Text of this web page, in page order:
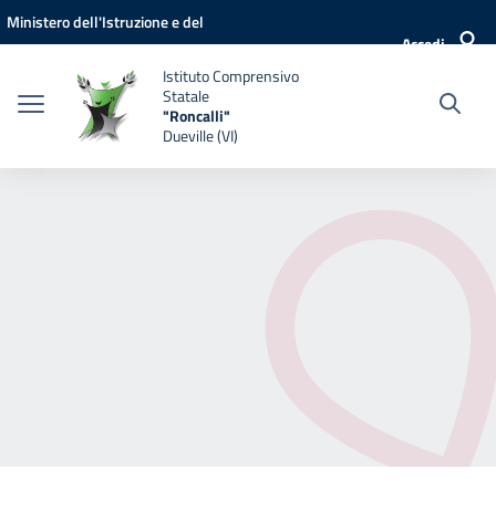
Vai ai contenuti
Vai al menu di navigazione
Vai al footer
Ministero dell'Istruzione e del
Accedi
Istituto Comprensivo
Statale
"Roncalli"
Dueville (VI)